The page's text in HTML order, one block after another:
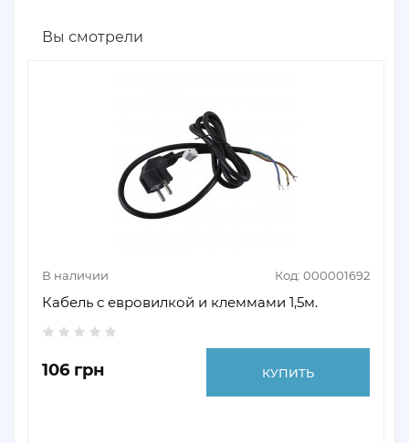
Вы смотрели
В наличии Код: 000001692
Кабель с евровилкой и клеммами 1,5м.
106 грн КУПИТЬ